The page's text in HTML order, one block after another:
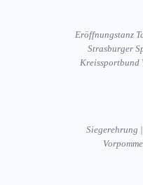
Eröffnungstanz
Strasburger
Kreissportbund
Siegerehrung